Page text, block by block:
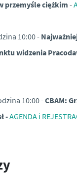
przemyśle ciężkim -
10:00 -
widzenia
10:00 -CBAM:
-AGENDA i